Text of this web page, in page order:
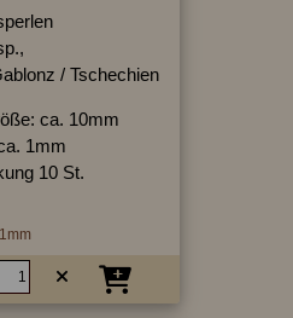
/ Tschechien
ca. 10mm
1mm
10 St.